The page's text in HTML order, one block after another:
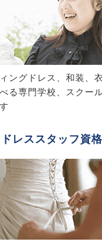
ングドレス、和装、
る専門学校、スクー
ドレススタッフ資格